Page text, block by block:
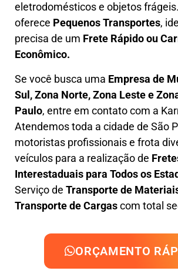
eletrodomésticos e objetos
oferece Pequenos Transportes,
precisa de um Frete Rápido ou
Econômico.
Se você busca uma Empresa de
Sul, Zona Norte, Zona Leste e
Paulo, entre em contato com a
Atendemos toda a cidade de São
motoristas profissionais e frota
veículos para a realização de
Interestaduais para Todos os
Serviço de Transporte de
Transporte de Cargascom total
ORÇAMENTO